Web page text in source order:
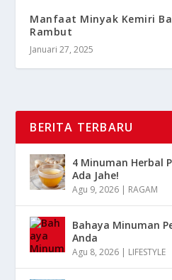
Manfaat Minyak Kemiri
Rambut
Januari 27, 2025
BERITA TERBARU
4 Minuman Herbal
Ada Jahe!
Agu 9, 2026 | RAGAM
Bahaya Minuman
Anda
Agu 8, 2026 | LIFESTYLE